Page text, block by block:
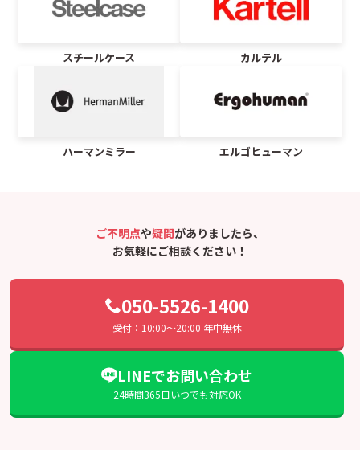
スチールケース カルテル
ハーマンミラー エルゴヒューマン
ご不明点や疑問がありましたら、
お気軽にご相談ください！
050-5526-1400
受付：10:00〜20:00 年中無休
LINEでお問い合わせ
24時間365日いつでも対応OK